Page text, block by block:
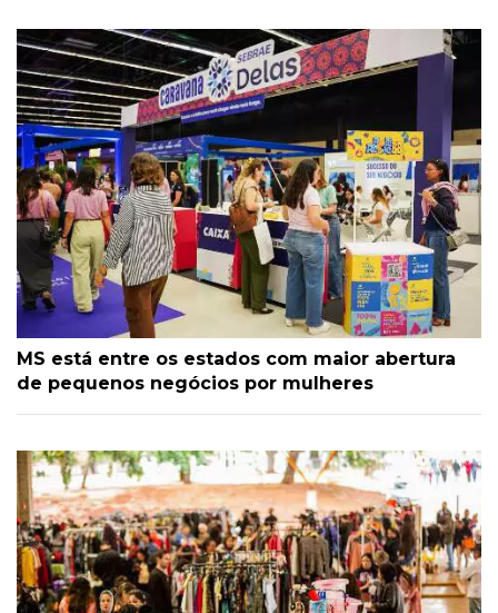
MS está entre os estados com maior abertura
de pequenos negócios por mulheres